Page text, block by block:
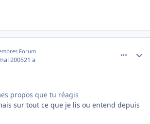
Forum
200521 a
propos que tu réagis
sur tout ce que je lis ou entend depuis